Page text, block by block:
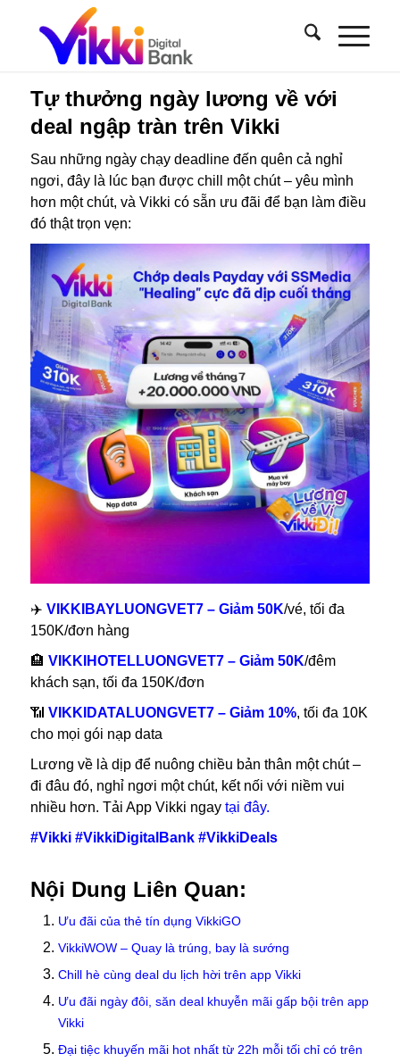
Tự thưởng ngày lương về với
deal ngập tràn trên Vikki
Sau những ngày chạy deadline đến quên cả nghỉ
ngơi, đây là lúc bạn được chill một chút – yêu mình
hơn một chút, và Vikki có sẵn ưu đãi để bạn làm điều
đó thật trọn vẹn:
✈️ VIKKIBAYLUONGVET7 – Giảm 50K/vé, tối đa
150K/đơn hàng
🏨 VIKKIHOTELLUONGVET7 – Giảm 50K/đêm
khách sạn, tối đa 150K/đơn
📶 VIKKIDATALUONGVET7 – Giảm 10%, tối đa 10K
cho mọi gói nạp data
Lương về là dịp để nuông chiều bản thân một chút –
đi đâu đó, nghỉ ngơi một chút, kết nối với niềm vui
nhiều hơn. Tải App Vikki ngaytại đây.
#Vikki #VikkiDigitalBank #VikkiDeals
Nội Dung Liên Quan:
Ưu đãi của thẻ tín dụng VikkiGO
VikkiWOW – Quay là trúng, bay là sướng
Chill hè cùng deal du lịch hời trên app Vikki
Ưu đãi ngày đôi, săn deal khuyễn mãi gấp bội trên app
Vikki
Đại tiệc khuyến mãi hot nhất từ 22h mỗi tối chỉ có trên